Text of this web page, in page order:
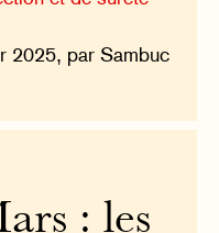
2025, par Sambuc
: les